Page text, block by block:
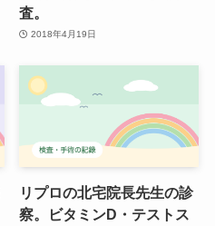
査。
2018年4月19日
リプロの北宅院長先生の診
察。ビタミンD・テストス